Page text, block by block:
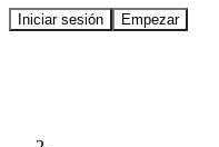
Iniciar sesión Empezar